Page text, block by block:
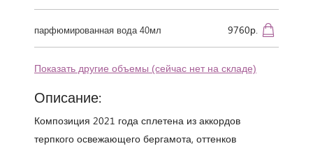
парфюмированная вода 40мл 9760р.
Показать другие объемы (сейчас нет на складе)
Описание:
Композиция 2021 года сплетена из аккордов
терпкого освежающего бергамота, оттенков